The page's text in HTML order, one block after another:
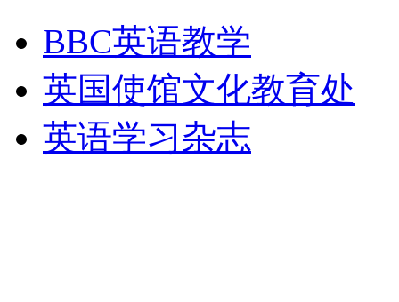
BBC英语教学
英国使馆文化教育处
英语学习杂志